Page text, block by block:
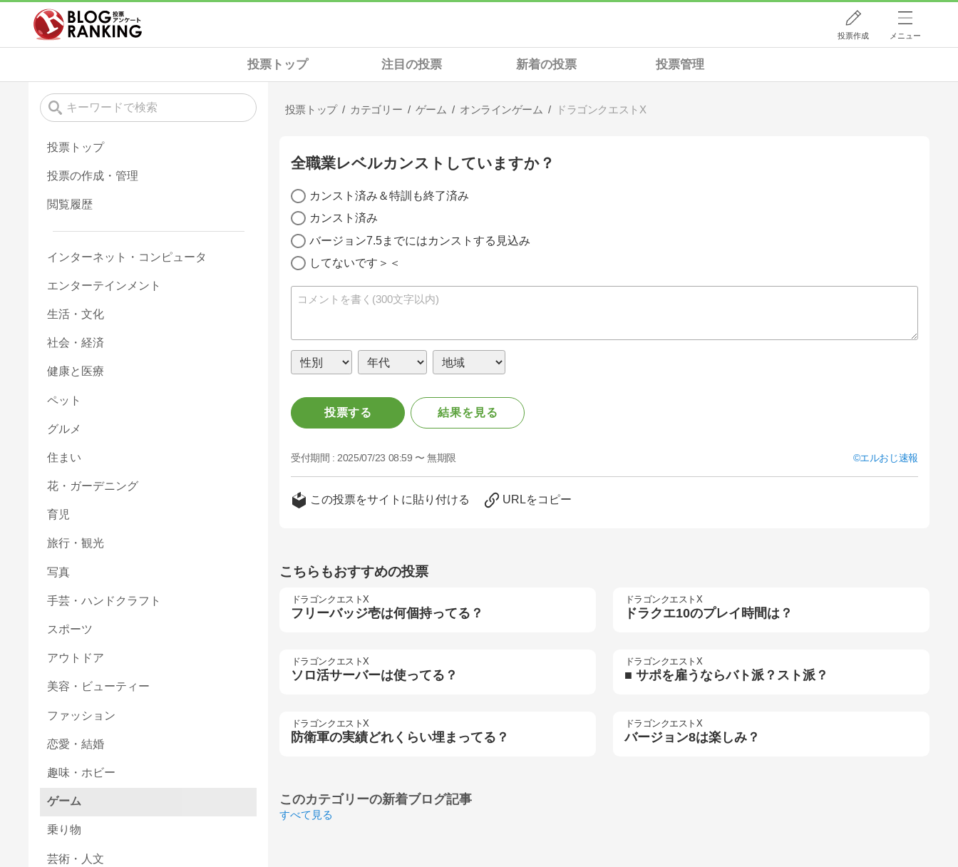
投票作成 メニュー
投票トップ 注目の投票 新着の投票 投票管理
投票トップ カテゴリー ゲーム オンラインゲーム ドラゴンクエストX
全職業レベルカンストしていますか？
カンスト済み＆特訓も終了済み
カンスト済み
バージョン7.5までにはカンストする見込み
してないです＞＜
投票する 結果を見る
受付期間 : 2025/07/23 08:59 〜 無期限 エルおじ速報
この投票をサイトに貼り付ける URLをコピー
こちらもおすすめの投票
ドラゴンクエストX
フリーバッジ壱は何個持ってる？
ドラゴンクエストX
ドラクエ10のプレイ時間は？
ドラゴンクエストX
ソロ活サーバーは使ってる？
ドラゴンクエストX
■ サポを雇うならバト派？スト派？
ドラゴンクエストX
防衛軍の実績どれくらい埋まってる？
ドラゴンクエストX
バージョン8は楽しみ？
このカテゴリーの新着ブログ記事
すべて見る
投票トップ
投票の作成・管理
閲覧履歴
インターネット・コンピュータ
エンターテインメント
生活・文化
社会・経済
健康と医療
ペット
グルメ
住まい
花・ガーデニング
育児
旅行・観光
写真
手芸・ハンドクラフト
スポーツ
アウトドア
美容・ビューティー
ファッション
恋愛・結婚
趣味・ホビー
ゲーム
乗り物
芸術・人文